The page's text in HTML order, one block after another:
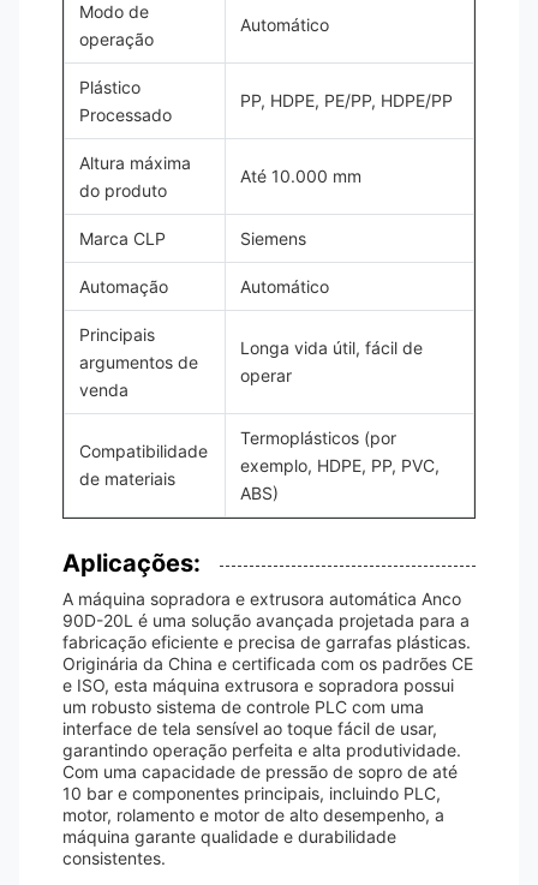
Modo de
operação
Automático
Plástico
Processado
PP, HDPE, PE/PP, HDPE/PP
Altura máxima
do produto
Até 10.000 mm
Marca CLP Siemens
Automação Automático
Principais
argumentos de
venda
Longa vida útil, fácil de
operar
Compatibilidade
de materiais
Termoplásticos (por
exemplo, HDPE, PP, PVC,
ABS)
Aplicações:
A máquina sopradora e extrusora automática Anco
90D-20L é uma solução avançada projetada para a
fabricação eficiente e precisa de garrafas plásticas.
Originária da China e certificada com os padrões CE
e ISO, esta máquina extrusora e sopradora possui
um robusto sistema de controle PLC com uma
interface de tela sensível ao toque fácil de usar,
garantindo operação perfeita e alta produtividade.
Com uma capacidade de pressão de sopro de até
10 bar e componentes principais, incluindo PLC,
motor, rolamento e motor de alto desempenho, a
máquina garante qualidade e durabilidade
consistentes.